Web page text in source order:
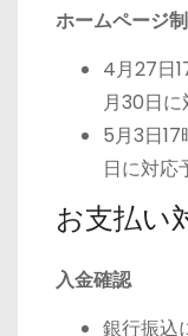
ホームページ
4月27日
月30日に
5月3日
日に対応
お支払い
入金確認
銀行振込